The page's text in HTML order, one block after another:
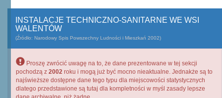
INSTALACJE TECHNICZNO-SANITARNE WE WSI
WALENTÓW
(Źródło: Narodowy Spis Powszechny Ludności i Mieszkań 2002)
Proszę zwrócić uwagę na to, że dane prezentowane w tej sekcji
pochodzą z 2002 roku i mogą już być mocno nieaktualne. Jednakże są to
najświeższe dostępne dane tego typu dla miejscowości statystycznych
dlatego przedstawione są tutaj dla kompletności w myśl zasady lepsze